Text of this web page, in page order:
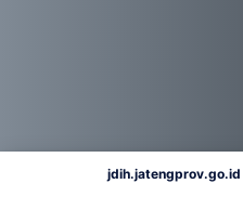
jdih.jatengprov.go.id